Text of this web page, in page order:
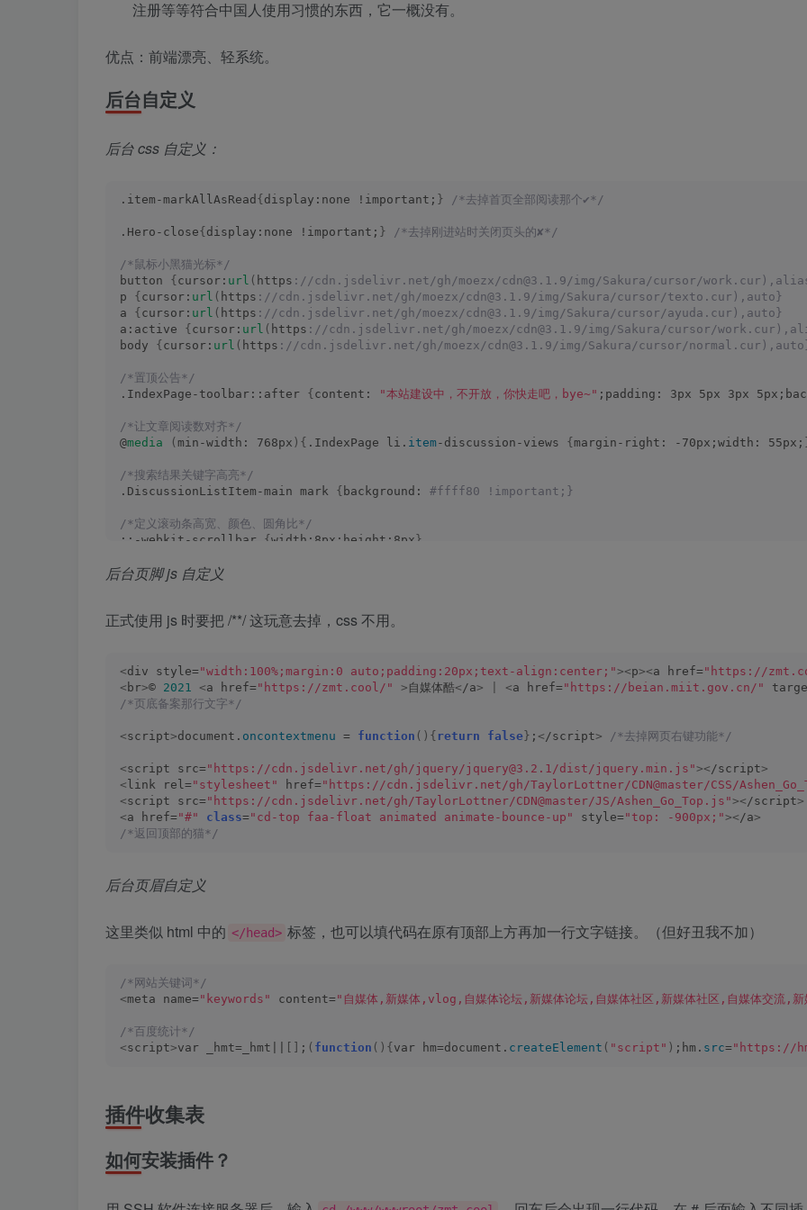
注册等等符合中国人使用习惯的东西，它一概没有。
优点：前端漂亮、轻系统。
后台自定义
后台 css 自定义：
.item-markAllAsRead { display:none !important; } /*去掉首页全部阅读那个✔*/
.Hero-close{ display:none !important; } /*去掉刚进站时关闭页头的✘*/
/*鼠标小黑猫光标*/
button { cursor: url ( https ://cdn.jsdelivr.net/gh/moezx/cdn@3.1.9/img/Sakura/cursor/
p { cursor: url ( https ://cdn.jsdelivr.net/gh/moezx/cdn@3.1.9/img/Sakura/cursor/texto.cur),auto}
a { cursor: url ( https ://cdn.jsdelivr.net/gh/moezx/cdn@3.1.9/img/Sakura/cursor/ayuda.cur),auto}
a:active { cursor: url ( https ://cdn.jsdelivr.net/gh/moezx/cdn@3.1.9/img/Sakura/cursor/
body { cursor: url ( https ://cdn.jsdelivr.net/gh/moezx/cdn@3.1.9/img/Sakura/cursor/
/*置顶公告*/
.IndexPage-toolbar::after { content: "本站建设中，不开放，你快走吧，bye~" ;padding: 3px 5px 3px
/*让文章阅读数对齐*/
@media ( min-width: 768px ){ .IndexPage li. item-discussion-views { margin-right: -70px;width: 55px;
/*搜索结果关键字高亮*/
.DiscussionListItem-main mark { background: #ffff80 !important;}
/*定义滚动条高宽、颜色、圆角比*/
::-webkit-scrollbar { width:8px;height:8px }
::-webkit-scrollbar-thumb
后台页脚 js 自定义
正式使用 js 时要把 /**/ 这玩意去掉，css 不用。
<div style= "width:100%;margin:0 auto;padding:20px;text-align:center;"><p><a href= "https://
< br>© 2021 <a href= "https://zmt.cool/" > 自媒体酷< /a> <a href= "https://beian.miit.gov.cn/"
/*页底备案那行文字*/
<script>document. oncontextmenu = function (){ return false } ; < /script> /*去掉网页右键功能*/
<script src= "https://cdn.jsdelivr.net/gh/jquery/jquery@3.2.1/dist/jquery.min.js">< /script>
< link rel= "stylesheet" href= "https://cdn.jsdelivr.net/gh/TaylorLottner/CDN@master/CSS/
<script src= "https://cdn.jsdelivr.net/gh/TaylorLottner/CDN@master/JS/Ashen_Go_Top.js">< /script>
<a href= "#" class= "cd-top faa-float animated animate-bounce-up" style= "top: -900px;">< /a>
/*返回顶部的猫*/
后台页眉自定义
这里类似 html 中的 </head> 标签，也可以填代码在原有顶部上方再加一行文字链接。（但好丑我不加）
/*网站关键词*/
<meta name= "keywords" content= "自媒体,新媒体,vlog,自媒体论坛,新媒体论坛,自媒体社区,新媒体社区,自媒体交流,
/*百度统计*/
<script>var _hmt=_hmt|| ; ( function (){ var hm=document. createElement ( "script" ) ;hm. src= "https://
插件收集表
如何安装插件？